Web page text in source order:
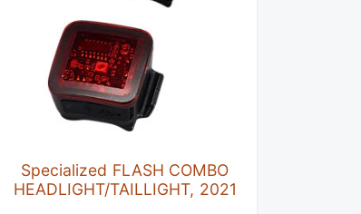
Specialized FLASH COMBO
HEADLIGHT/TAILLIGHT, 2021